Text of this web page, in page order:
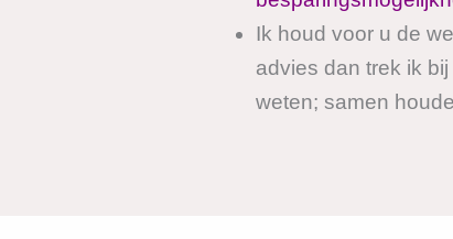
Ik houd voor u de
advies dan trek ik
weten; samen